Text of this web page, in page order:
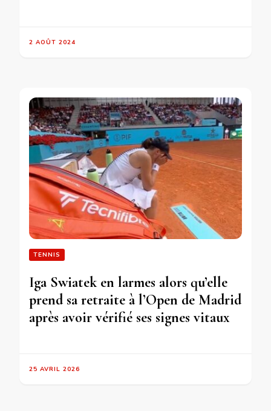
2 AOÛT 2024
TENNIS
Iga Swiatek en larmes alors qu’elle
prend sa retraite à l’Open de Madrid
après avoir vérifié ses signes vitaux
25 AVRIL 2026